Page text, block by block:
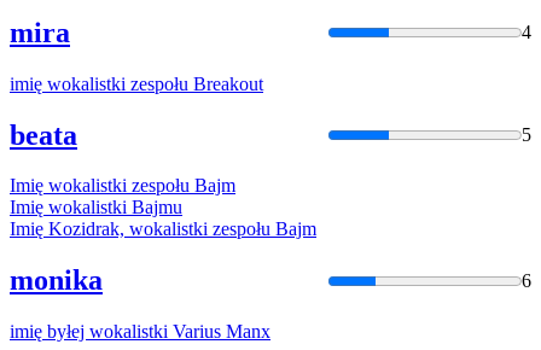
mira 4
imię wokalistki zespołu Breakout
beata 5
Imię wokalistki zespołu Bajm
Imię wokalistki Bajmu
Imię Kozidrak, wokalistki zespołu Bajm
monika 6
imię byłej wokalistki Varius Manx